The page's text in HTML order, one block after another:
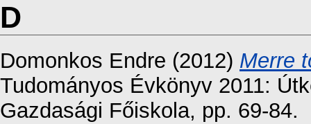
D
Domonkos Endre (2012) Merre
Tudományos Évkönyv 2011:
Gazdasági Főiskola, pp. 69-84.